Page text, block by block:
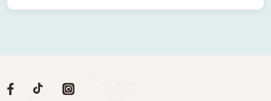
Volg
Social
Volg
Volg
Volg